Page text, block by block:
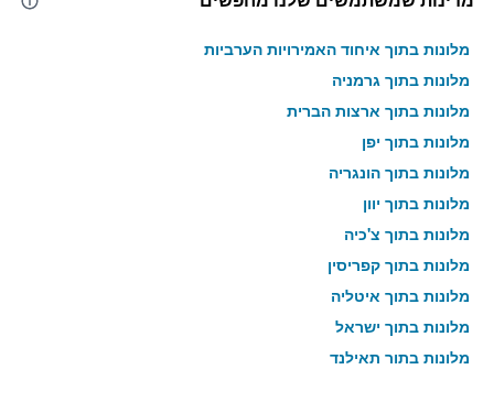
מלונות בתוך איחוד האמירויות הערביות
מלונות בתוך גרמניה
מלונות בתוך ארצות הברית
מלונות בתוך יפן
מלונות בתוך הונגריה
מלונות בתוך יוון
מלונות בתוך צ'כיה
מלונות בתוך קפריסין
מלונות בתוך איטליה
מלונות בתוך ישראל
מלונות בתוך תאילנד